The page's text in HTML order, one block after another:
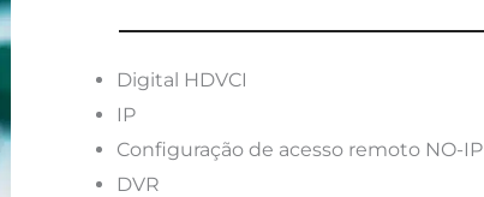
Digital HDVCI
IP
Configuração de acesso remoto NO-IP
DVR